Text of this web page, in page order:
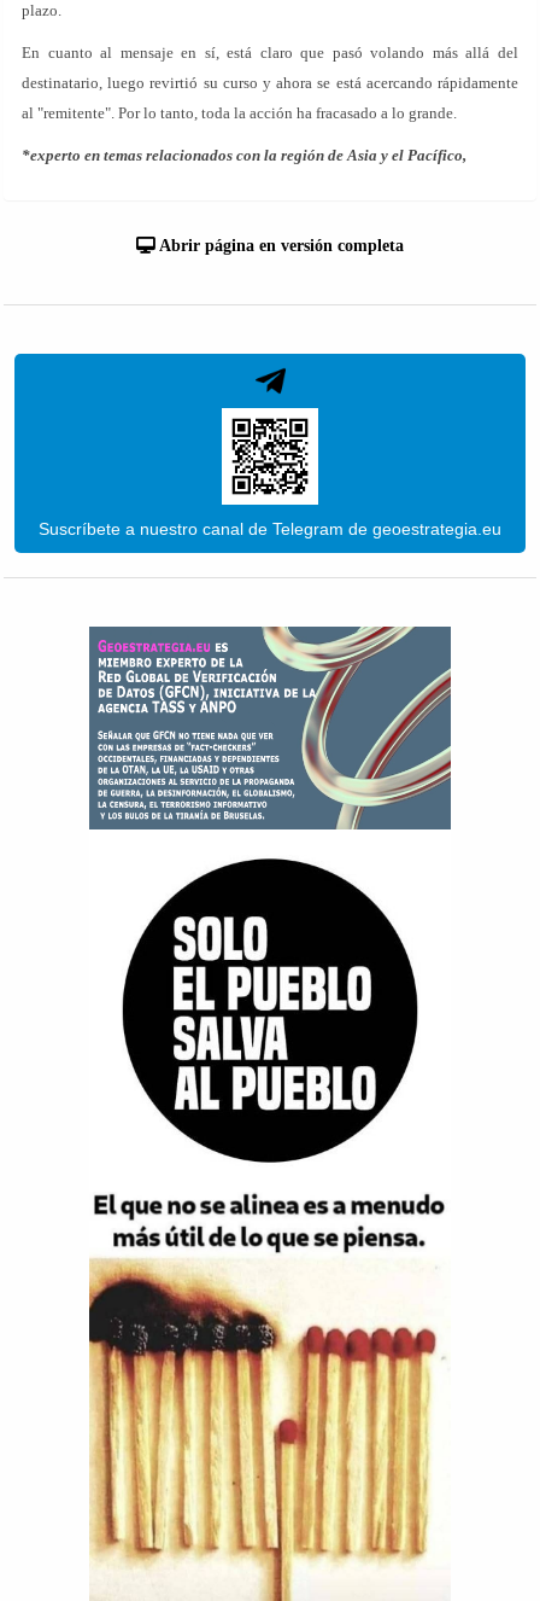
plazo.
En cuanto al mensaje en sí, está claro que pasó volando más allá del
destinatario, luego revirtió su curso y ahora se está acercando rápidamente
al "remitente". Por lo tanto, toda la acción ha fracasado a lo grande.
*experto en temas relacionados con la región de Asia y el Pacífico,
Abrir página en versión completa
Suscríbete a nuestro canal de Telegram de geoestrategia.eu